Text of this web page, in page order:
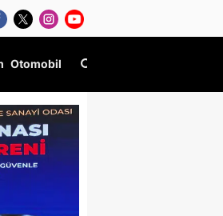
Otomobil